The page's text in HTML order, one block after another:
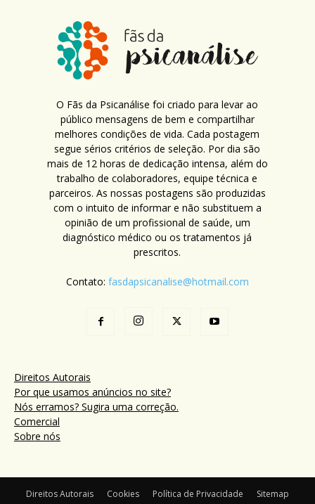
O Fãs da Psicanálise foi criado para levar ao
público mensagens de bem e compartilhar
melhores condições de vida. Cada postagem
segue sérios critérios de seleção. Por dia são
mais de 12 horas de dedicação intensa, além do
trabalho de colaboradores, equipe técnica e
parceiros. As nossas postagens são produzidas
com o intuito de informar e não substituem a
opinião de um profissional de saúde, um
diagnóstico médico ou os tratamentos já
prescritos.
Contato: fasdapsicanalise@hotmail.com
Direitos Autorais
Por que usamos anúncios no site?
Nós erramos? Sugira uma correção.
Comercial
Sobre nós
Direitos Autorais Cookies Política de Privacidade Sitemap